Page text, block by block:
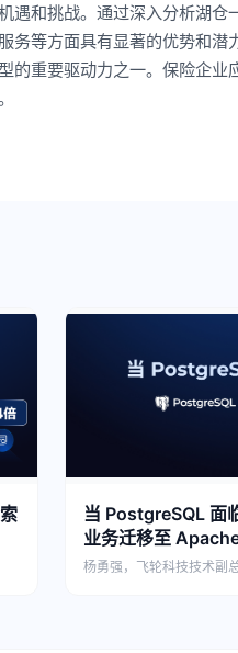
遇和挑战。通过深入分析湖
务等方面具有显著的优势和
的重要驱动力之一。保险企
当 PostgreSQL 面
业务迁移至
杨勇强，飞轮科技技术副